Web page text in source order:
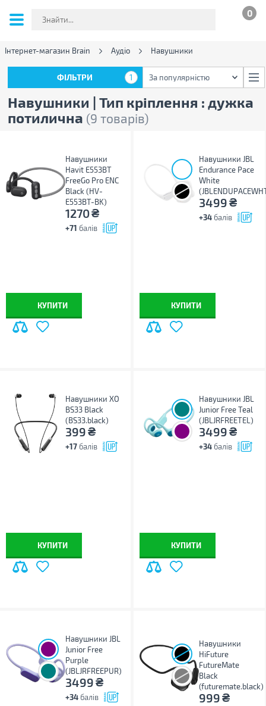
0
Інтернет-магазин Brain Аудіо Навушники
Навушники | Тип кріплення : дужка
потилична (9 товарів)
ФІЛЬТРИ 1 За популярністю
Навушники
Havit E553BT
FreeGo Pro ENC
Black (HV-
E553BT-BK)
1270₴
+71 балів
КУПИТИ
Навушники JBL
Endurance Pace
White
3499₴
+34 балів
КУПИТИ
Навушники XO
BS33 Black
(BS33.black)
399₴
+17 балів
КУПИТИ
Навушники JBL
Junior Free Teal
(JBLJRFREETEL)
3499₴
+34 балів
КУПИТИ
Навушники JBL
Junior Free
Purple
(JBLJRFREEPUR)
3499₴
+34 балів
Навушники
HiFuture
FutureMate
Black
(futuremate.black)
999₴
ФІЛЬТРИ 1 За популярністю